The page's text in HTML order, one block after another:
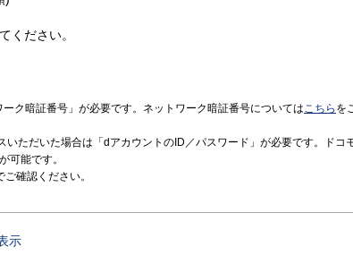
ください。
ク暗証番号」が必要です。ネットワーク暗証番号についてはこちら を
ただいた場合は「dアカウントのID／パスワード」が必要です。ドコ
可能です。
ご確認ください。
示